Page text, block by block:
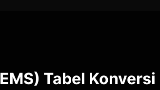
Tabel Konversi